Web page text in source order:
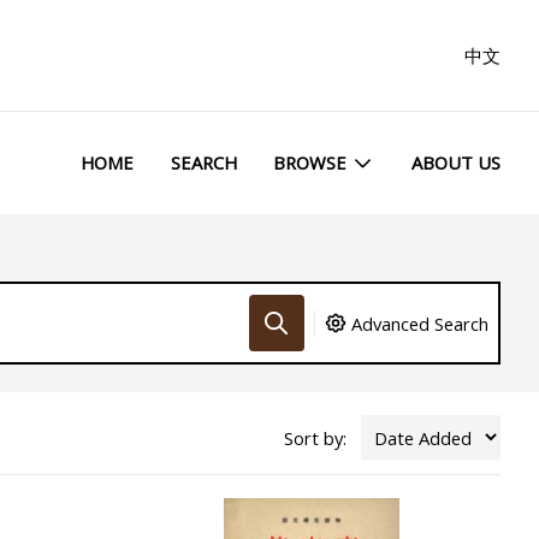
中文
HOME SEARCH BROWSE ABOUT US
Advanced Search
Sort by: